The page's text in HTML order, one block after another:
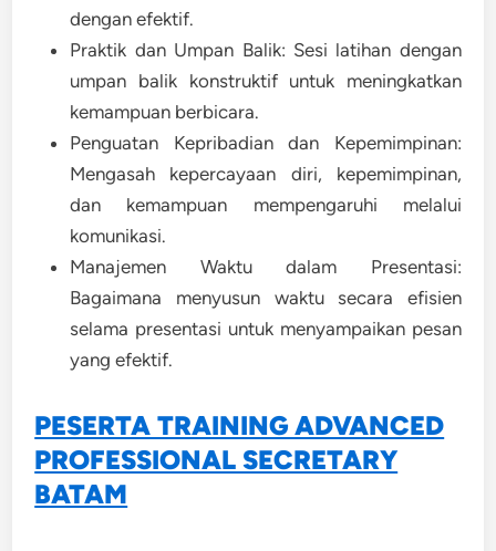
dengan efektif.
Praktik dan Umpan Balik: Sesi latihan dengan
umpan balik konstruktif untuk meningkatkan
kemampuan berbicara.
Penguatan Kepribadian dan Kepemimpinan:
Mengasah kepercayaan diri, kepemimpinan,
dan kemampuan mempengaruhi melalui
komunikasi.
Manajemen Waktu dalam Presentasi:
Bagaimana menyusun waktu secara efisien
selama presentasi untuk menyampaikan pesan
yang efektif.
PESERTA TRAINING ADVANCED
PROFESSIONAL SECRETARY
BATAM